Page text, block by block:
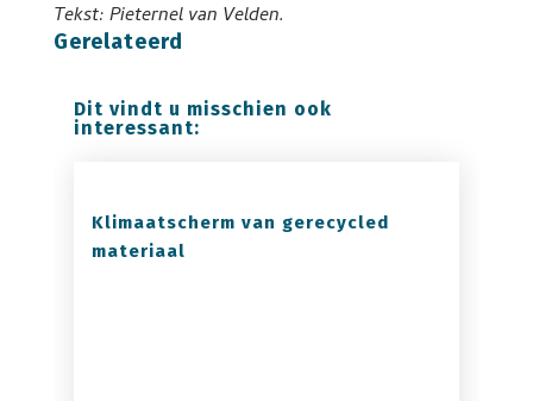
Tekst: Pieternel van Velden.
Gerelateerd
Dit vindt u misschien ook
interessant:
Klimaatscherm van gerecycled
materiaal